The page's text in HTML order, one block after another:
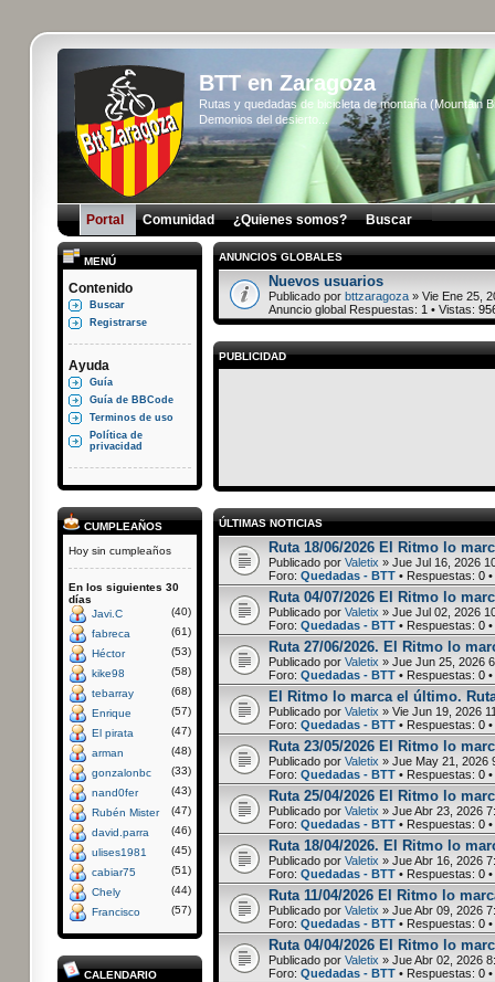
BTT en Zaragoza
Rutas y quedadas de bicicleta de montaña (Mountain
Demonios del desierto...
Portal Comunidad ¿Quienes somos? Buscar
MENÚ
Contenido
Buscar
Registrarse
Ayuda
Guía
Guía de BBCode
Terminos de uso
Política de
privacidad
CUMPLEAÑOS
Hoy sin cumpleaños
En los siguientes 30
días
Javi.C
(40)
fabreca
(61)
Héctor
(53)
kike98
(58)
tebarray
(68)
Enrique
(57)
El pirata
(47)
arman
(48)
gonzalonbc
(33)
nand0fer
(43)
Rubén Mister
(47)
david.parra
(46)
ulises1981
(45)
cabiar75
(51)
Chely
(44)
Francisco
(57)
CALENDARIO
ANUNCIOS GLOBALES
Nuevos usuarios
Publicado por bttzaragoza» Vie Ene 25,
Anuncio global Respuestas: 1 • Vistas:
PUBLICIDAD
ÚLTIMAS NOTICIAS
Ruta 18/06/2026 El Ritmo lo
Publicado por Valetix » Jue Jul 16, 2026
Foro: Quedadas - BTT• Respuestas: 0•
Ruta 04/07/2026 El Ritmo lo
Publicado por Valetix » Jue Jul 02, 2026
Foro: Quedadas - BTT• Respuestas: 0•
Ruta 27/06/2026. El Ritmo lo
Publicado por Valetix » Jue Jun 25, 2026
Foro: Quedadas - BTT• Respuestas: 0•
El Ritmo lo marca el último.
Publicado por Valetix » Vie Jun 19, 2026
Foro: Quedadas - BTT• Respuestas: 0•
Ruta 23/05/2026 El Ritmo lo
Publicado por Valetix » Jue May 21, 2026
Foro: Quedadas - BTT• Respuestas: 0•
Ruta 25/04/2026 El Ritmo lo
Publicado por Valetix » Jue Abr 23, 2026
Foro: Quedadas - BTT• Respuestas: 0•
Ruta 18/04/2026. El Ritmo lo
Publicado por Valetix » Jue Abr 16, 2026
Foro: Quedadas - BTT• Respuestas: 0•
Ruta 11/04/2026 El Ritmo lo
Publicado por Valetix » Jue Abr 09, 2026
Foro: Quedadas - BTT• Respuestas: 0•
Ruta 04/04/2026 El Ritmo lo
Publicado por Valetix » Jue Abr 02, 2026
Foro: Quedadas - BTT• Respuestas: 0•